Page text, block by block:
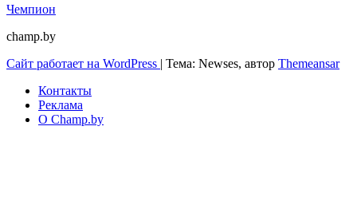
Чемпион
champ.by
Сайт работает на WordPress | Тема: Newses, автор Themeansar
Контакты
Реклама
О Champ.by